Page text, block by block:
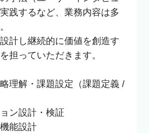
践するなど、業務内容は多
計し継続的に価値を創造す
担っていただきます。
理解・課題設定（課題定義 /
ン設計・検証
能設計